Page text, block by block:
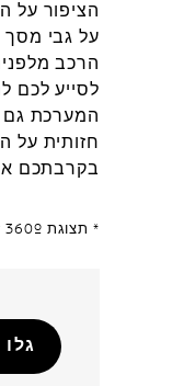
הציפור על
על גבי
הרכב
לסייע לכם
המערכת
חזותית על
בקרבתכם
* תצוגת 360º זמינה ברמת גימור Premium בלבד.